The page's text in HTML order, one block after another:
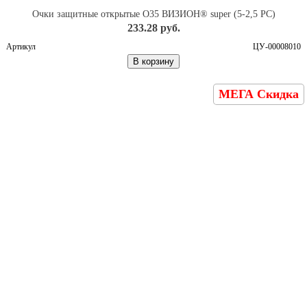
Очки защитные открытые О35 ВИЗИОН® super (5-2,5 PC)
233.28 руб.
Артикул ЦУ-00008010
В корзину
МЕГА Скидка